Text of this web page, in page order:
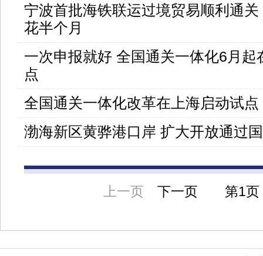
宁波首批海铁联运过境贸易顺利通
花半个月
一次申报就好 全国通关一体化6月起
点
全国通关一体化改革在上海启动试点
渤海新区黄骅港口岸 扩大开放通过
上一页 下一页 第1